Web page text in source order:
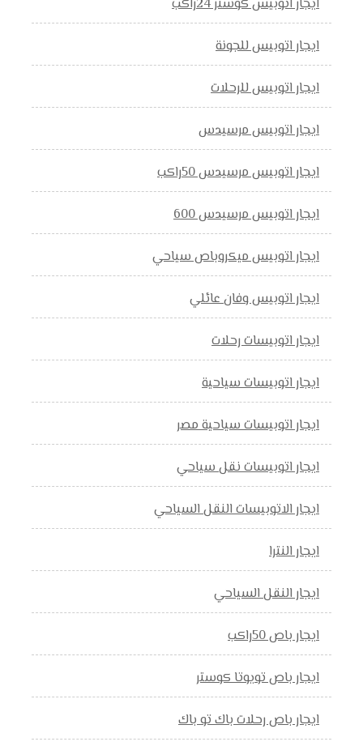
ايجار اتوبيس كوستر 24راكب
ايجار اتوبيس للجونة
ايجار اتوبيس للرحلات
ايجار اتوبيس مرسيدس
ايجار اتوبيس مرسيدس 50راكب
ايجار اتوبيس مرسيدس 600
ايجار اتوبيس ميكروباص سياحي
ايجار اتوبيس وفان عائلي
ايجار اتوبيسات رحلات
ايجار اتوبيسات سياحية
ايجار اتوبيسات سياحية مصر
ايجار اتوبيسات نقل سياحي
ايجار الاتوبيسات النقل السياحي
ايجار النترا
ايجار النقل السياحي
ايجار باص 50راكب
ايجار باص تويوتا كوستر
ايجار باص رحلات باك تو باك